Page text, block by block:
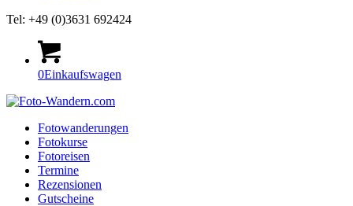
Tel: +49 (0)3631 692424
0Einkaufswagen
Fotowanderungen
Fotokurse
Fotoreisen
Termine
Rezensionen
Gutscheine